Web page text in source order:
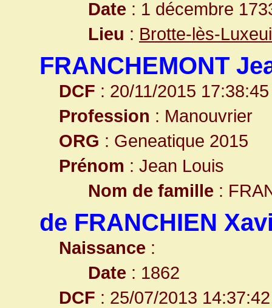
Date : 1 décembre
Lieu : Brotte-lès-
FRANCHEMONT
DCF : 20/11/2015 17:38:45
Profession : Manouvrier
ORG : Geneatique 2015
Prénom : Jean Louis
Nom de famille :
de FRANCHIEN
Naissance :
Date : 1862
DCF : 25/07/2013 14:37:42